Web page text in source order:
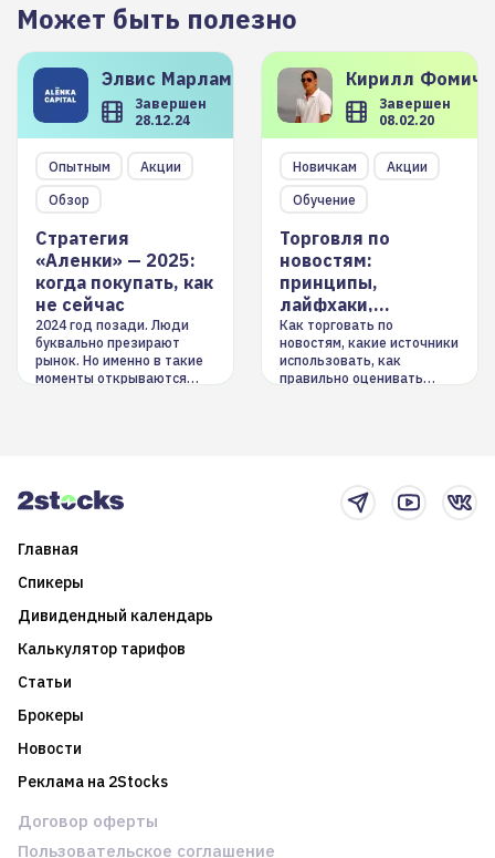
Может быть полезно
Элвис Марламов
Завершен
28.12.24
Опытным
Акции
Обзор
Стратегия
«Аленки» — 2025:
когда покупать, как
не сейчас
2024 год позади. Люди
буквально презирают
рынок. Но именно в такие
моменты открываются
Кирилл
Завершен
08.02.20
Новичкам
Акции
Обучение
Торговля по
новостям:
принципы,
лайфхаки,
инструменты
Как торговать по
новостям, какие источники
использовать, как
правильно оценивать
Главная
Спикеры
Дивидендный календарь
Калькулятор тарифов
Статьи
Брокеры
Новости
Реклама на 2Stocks
Договор оферты
Пользовательское соглашение